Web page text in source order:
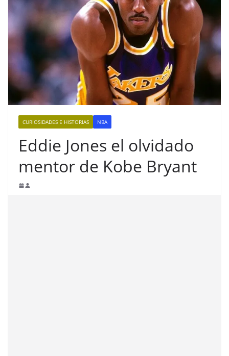
CURIOSIDADES E HISTORIAS NBA
Eddie Jones el olvidado
mentor de Kobe Bryant